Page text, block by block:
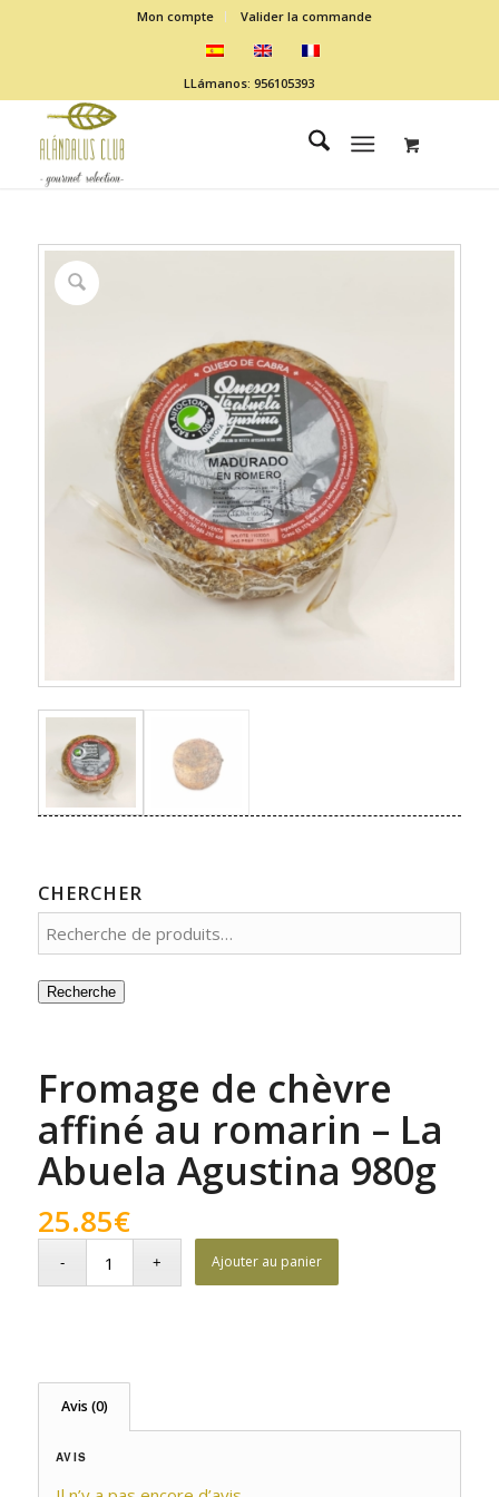
Mon compte Valider la commande
LLámanos: 956105393
CHERCHER
Recherche
Fromage de chèvre
affiné au romarin – La
Abuela Agustina 980g
25.85€
Ajouter au panier
Avis (0)
AVIS